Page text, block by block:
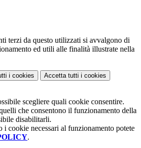
terzi da questo utilizzati si avvalgono di
ed utili alle finalità illustrate nella
i cookies Accetta tutti i cookies
scegliere quali cookie consentire.
che consentono il funzionamento della
disabilitarli.
i cookie necessari al funzionamento potete
.